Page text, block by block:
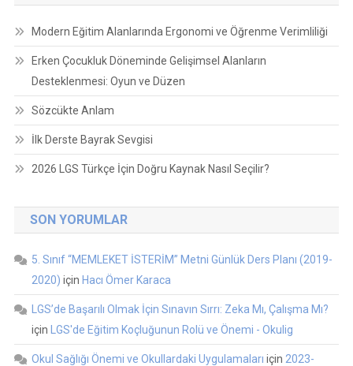
Modern Eğitim Alanlarında Ergonomi ve Öğrenme Verimliliği
Erken Çocukluk Döneminde Gelişimsel Alanların
Desteklenmesi: Oyun ve Düzen
Sözcükte Anlam
İlk Derste Bayrak Sevgisi
2026 LGS Türkçe İçin Doğru Kaynak Nasıl Seçilir?
SON YORUMLAR
5. Sınıf “MEMLEKET İSTERİM” Metni Günlük Ders Planı (2019-
2020) için Hacı Ömer Karaca
LGS’de Başarılı Olmak İçin Sınavın Sırrı: Zeka Mı, Çalışma Mı?
için
LGS'de Eğitim Koçluğunun Rolü ve Önemi - Okulig
Okul Sağlığı Önemi ve Okullardaki Uygulamaları için 2023-